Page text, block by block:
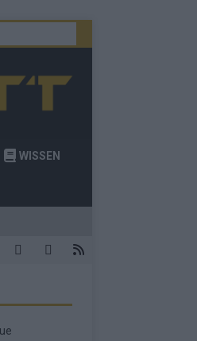
WISSEN